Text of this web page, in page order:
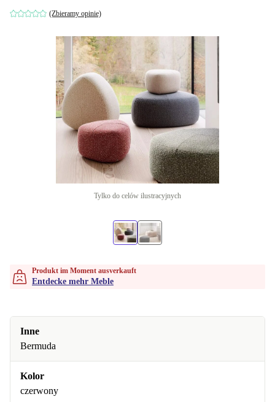
(Zbieramy opinie)
Tylko do celów ilustracyjnych
Produkt im Moment ausverkauft
Entdecke mehr Meble
Inne
Bermuda
Kolor
czerwony